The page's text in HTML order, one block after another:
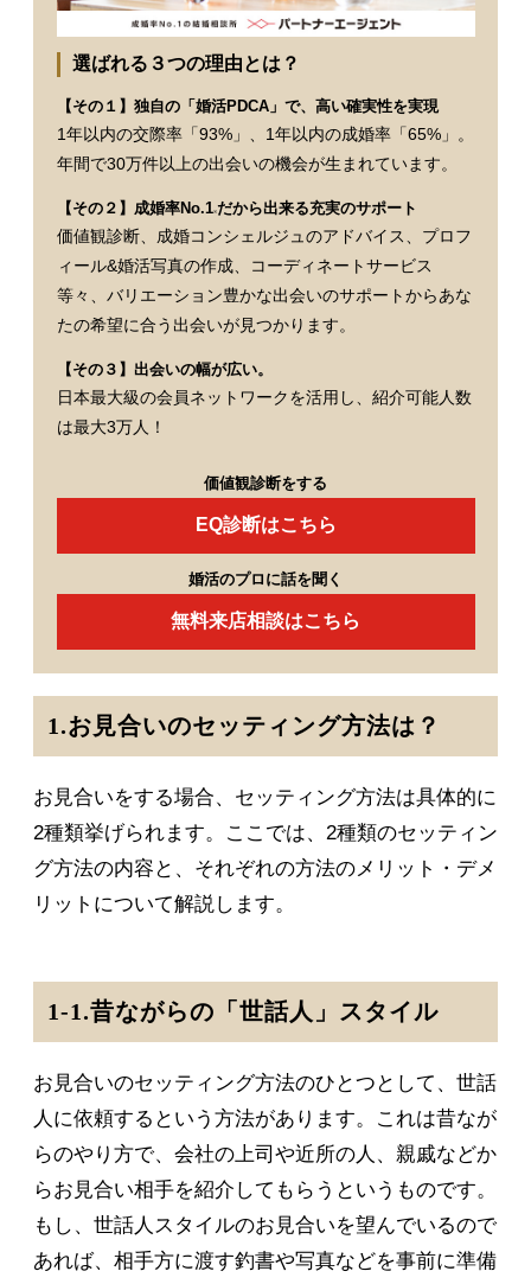
選ばれる３つの理由とは？
【その１】独自の「婚活PDCA」で、高い確実性を実現
1年以内の交際率「93%」、1年以内の成婚率「65%」。
年間で30万件以上の出会いの機会が生まれています。
【その２】成婚率No.1※だから出来る充実のサポート
価値観診断、成婚コンシェルジュのアドバイス、プロフ
ィール&婚活写真の作成、コーディネートサービス
等々、バリエーション豊かな出会いのサポートからあな
たの希望に合う出会いが見つかります。
【その３】出会いの幅が広い。
日本最大級の会員ネットワークを活用し、紹介可能人数
は最大3万人！
価値観診断をする
EQ診断はこちら
婚活のプロに話を聞く
無料来店相談はこちら
1.お見合いのセッティング方法は？
お見合いをする場合、セッティング方法は具体的に
2種類挙げられます。ここでは、2種類のセッティン
グ方法の内容と、それぞれの方法のメリット・デメ
リットについて解説します。
1-1.昔ながらの「世話人」スタイル
お見合いのセッティング方法のひとつとして、世話
人に依頼するという方法があります。これは昔なが
らのやり方で、会社の上司や近所の人、親戚などか
らお見合い相手を紹介してもらうというものです。
もし、世話人スタイルのお見合いを望んでいるので
あれば、相手方に渡す釣書や写真などを事前に準備